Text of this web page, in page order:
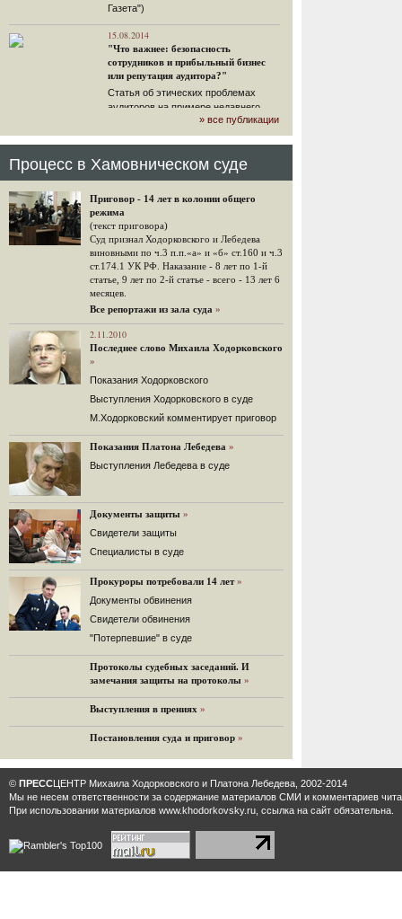
Газета")
15.08.2014
"Что важнее: безопасность
сотрудников и прибыльный бизнес
или репутация аудитора?"
Статья об этических проблемах
аудиторов на примере недавнего
громкого арбитражного решения по
ЮКОСу. (navalny.com)
15.08.2014
конфискационным санкциям со
стороны государства, оказались под
защитой арбитражного суда"
Швейцарская газета "Neue Zuercher
Zeitung" о гаагском судебном
решении.
48 комментариев
Не исключил
Владимир Путин допускает, что Россия может выйти из-
под юрисдикции ЕСПЧ.
88 комментариев
14.08.2014
Нарулил
Игорь Сечин просит о помощи.
Ссылаясь на санкции, глава
«Роснефти» хочет выбить из фонда
12.08.2014
Граждане не хотят платить по счетам ЮКОСа
Решение Гаагского суда о компенсации $50 млрд
поддержали 12%.
129 комментариев
Вечер у Ходорковских. Вспоминает Иван Стариков.
11.08.2014
«Удивительно сильная, мощная и
достойная только преклонения
Гости и ведущие «Эха Москвы» чтут
память Марины Филипповны.
10 комментариев
Марина Филипповна Ходорковская:
«Я долго была молодой!»
"Новая" рассказывает о судьбе
» все публикации
Процесс в Хамовническом суде
Приговор - 14 лет в колонии общего
режима
(текст приговора)
Суд признал Ходорковского и Лебедева
виновными по ч.3 п.п.«а» и «б» ст.160 и ч.3
ст.174.1 УК РФ. Наказание - 8 лет по 1-й
статье, 9 лет по 2-й статье - всего - 13 лет 6
месяцев.
Все репортажи из зала суда »
2.11.2010
Последнее слово Михаила Ходорковского
»
Показания Ходорковского
Выступления Ходорковского в суде
М.Ходорковский комментирует приговор
Показания Платона Лебедева »
Выступления Лебедева в суде
Документы защиты »
Cвидетели защиты
Cпециалисты в суде
Прокуроры потребовали 14 лет »
Документы обвинения
Свидетели обвинения
"Потерпевшие" в суде
Протоколы судебных заседаний. И
замечания защиты на протоколы »
Выступления в прениях »
Постановления суда и приговор »
© ПРЕССЦЕНТР Михаила Ходорковского и Платона Лебедева, 2002-2014
Мы не несем ответственности за содержание материалов CМИ и комментариев
При использовании материалов www.khodorkovsky.ru, ссылка на сайт обязательна.